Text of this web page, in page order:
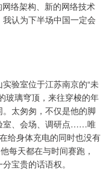
络架构、新的网络技术
认为下半场中国一定会
验室位于江苏南京的“未
玻璃穹顶，来往穿梭的年
太匆匆，不仅是他的脚
室、会场、调研点……唯
给身体充电的同时也没有
每天都在与时间赛跑，
宝贵的话语权。